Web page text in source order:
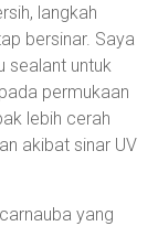
langkah
bersinar. Saya
sealant untuk
permukaan
lebih cerah
akibat sinar UV
yang